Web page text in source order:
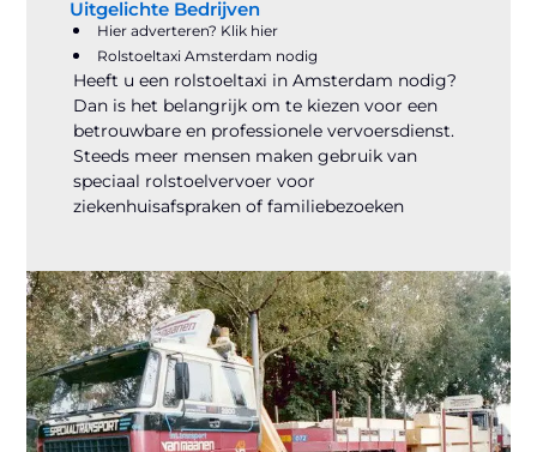
Uitgelichte Bedrijven
Hier adverteren? Klik hier
Rolstoeltaxi Amsterdam nodig
Heeft u een rolstoeltaxi in Amsterdam nodig?
Dan is het belangrijk om te kiezen voor een
betrouwbare en professionele vervoersdienst.
Steeds meer mensen maken gebruik van
speciaal rolstoelvervoer voor
ziekenhuisafspraken of familiebezoeken